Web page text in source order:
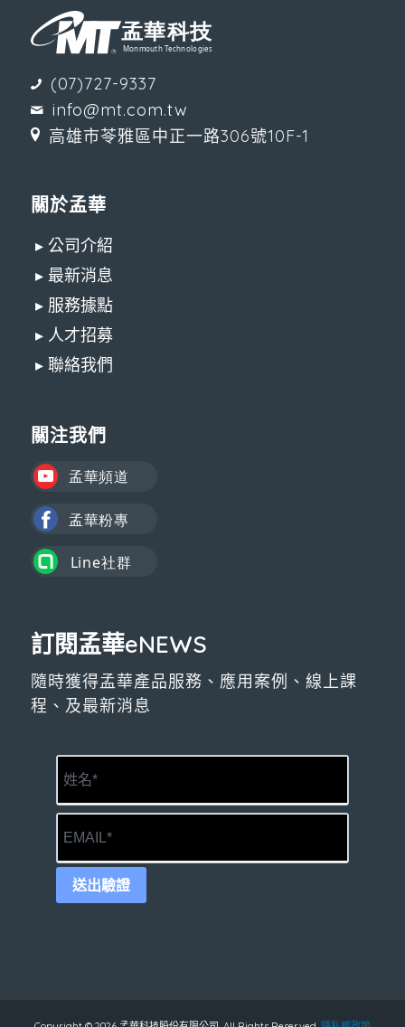
(07)727-9337
info@mt.com.tw
高雄市苓雅區中正一路306號10F-1
關於孟華
▸ 公司介紹
▸ 最新消息
▸ 服務據點
▸ 人才招募
▸ 聯絡我們
關注我們
訂閱孟華eNEWS
隨時獲得孟華產品服務、應用案例、線上課
程、及最新消息
送出驗證